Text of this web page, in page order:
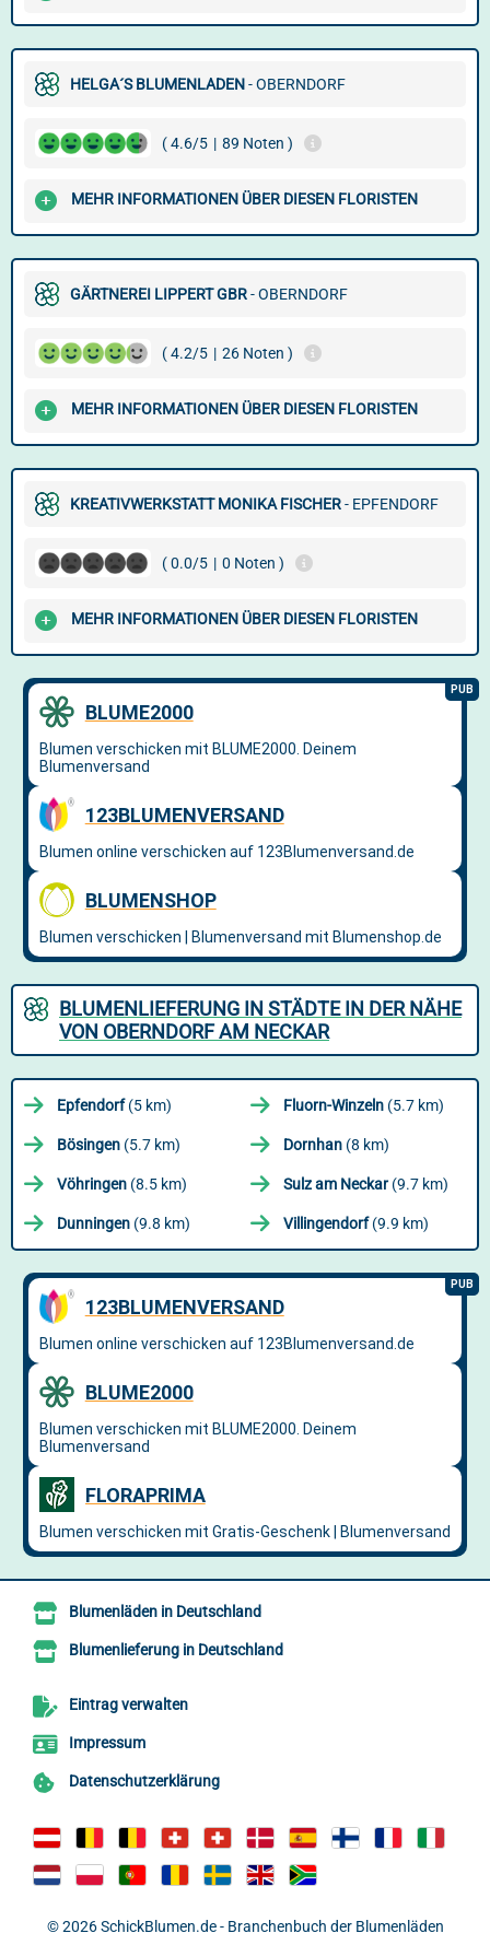
HELGA´S BLUMENLADEN- OBERNDORF
( 4.6/5 | 89 Noten )
MEHR INFORMATIONEN ÜBER DIESEN FLORISTEN
GÄRTNEREI LIPPERT GBR- OBERNDORF
( 4.2/5 | 26 Noten )
MEHR INFORMATIONEN ÜBER DIESEN FLORISTEN
KREATIVWERKSTATT MONIKA FISCHER- EPFENDORF
( 0.0/5 | 0 Noten )
MEHR INFORMATIONEN ÜBER DIESEN FLORISTEN
BLUMENLIEFERUNG IN STÄDTE IN DER NÄHE
VON OBERNDORF AM NECKAR
Epfendorf(5 km) Fluorn-Winzeln (5.7 km)
Bösingen (5.7 km) Dornhan (8 km)
Vöhringen (8.5 km) Sulz am Neckar(9.7 km)
Dunningen (9.8 km) Villingendorf(9.9 km)
Blumenläden in Deutschland
Blumenlieferung in Deutschland
Eintrag verwalten
Impressum
Datenschutzerklärung
© 2026 SchickBlumen.de - Branchenbuch der Blumenläden